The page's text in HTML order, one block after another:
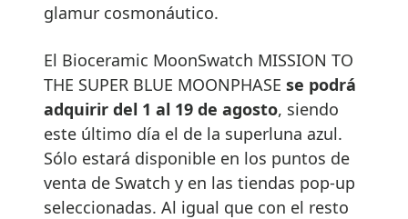
glamur cosmonáutico.
El Bioceramic MoonSwatch MISSION TO
THE SUPER BLUE MOONPHASE se podrá
adquirir del 1 al 19 de agosto, siendo
este último día el de la superluna azul.
Sólo estará disponible en los puntos de
venta de Swatch y en las tiendas pop-up
seleccionadas. Al igual que con el resto